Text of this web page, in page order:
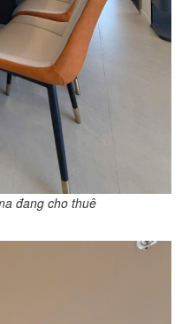
đang cho thuê